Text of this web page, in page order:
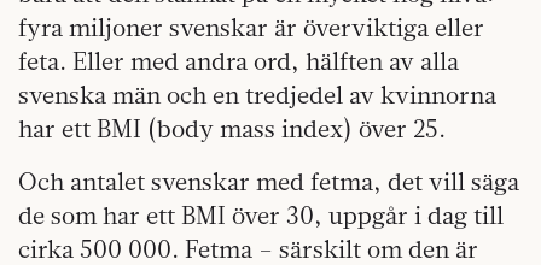
fyra miljoner svenskar är överviktiga eller
feta. Eller med andra ord, hälften av alla
svenska män och en tredjedel av kvinnorna
har ett BMI (body mass index) över 25.
Och antalet svenskar med fetma, det vill säga
de som har ett BMI över 30, uppgår i dag till
cirka 500 000. Fetma – särskilt om den är